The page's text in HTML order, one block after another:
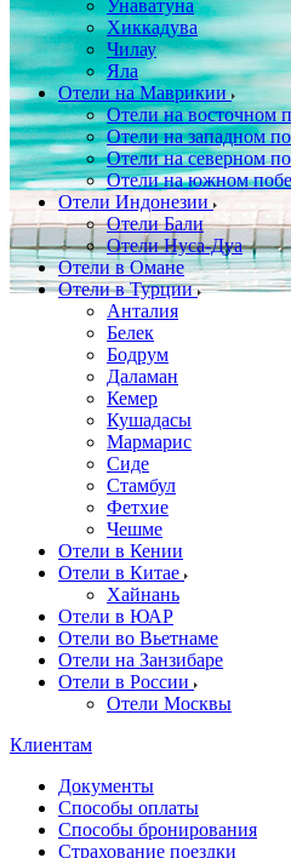
Унаватуна
Хиккадува
Чилау
Яла
Отели на Маврикии
Отели на восточном
Отели на западном
Отели на северном
Отели на южном
Отели Индонезии
Отели Бали
Отели Нуса-Дуа
Отели в Омане
Отели в Турции
Анталия
Белек
Бодрум
Даламан
Кемер
Кушадасы
Мармарис
Сиде
Стамбул
Фетхие
Чешме
Отели в Кении
Отели в Китае
Хайнань
Отели в ЮАР
Отели во Вьетнаме
Отели на Занзибаре
Отели в России
Отели Москвы
Клиентам
Документы
Способы оплаты
Способы бронирования
Страхование поездки